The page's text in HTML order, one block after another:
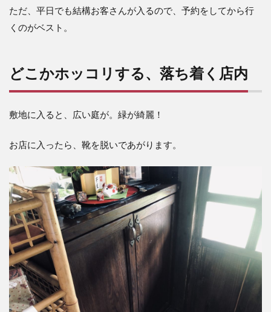
はな
ん
と、
ごは
さら
激、
豆腐
つ
ゆ。
6.6
デザ
ート
は、
シー
クワ
ーサ
ーの
ただ、平日でも結構お客さんが入るので、予約をしてから行
くのがベスト。
どこかホッコリする、落ち着く店内
敷地に入ると、広い庭が。緑が綺麗！
お店に入ったら、靴を脱いであがります。